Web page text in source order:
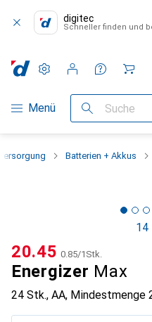
digitec
Schneller finden und
Navigation nach Kategorien
Menü Suche
Einstellungen
Kundenkonto
Vergleichslisten
Merklisten
Warenkorb
Batterien + Akkus
14
Energizer Max
24 Stk., AA, Mindestmenge
CHF
20.45 CHF
0.85/1Stk.